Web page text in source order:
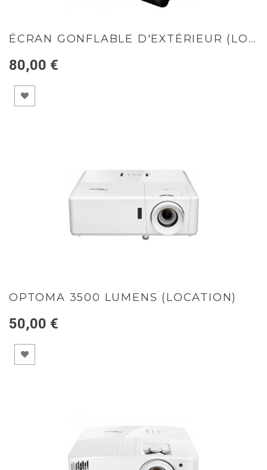
ÉCRAN GONFLABLE D'EXTÉRIEUR (LOC)
80,00 €
OPTOMA 3500 LUMENS (LOCATION)
50,00 €